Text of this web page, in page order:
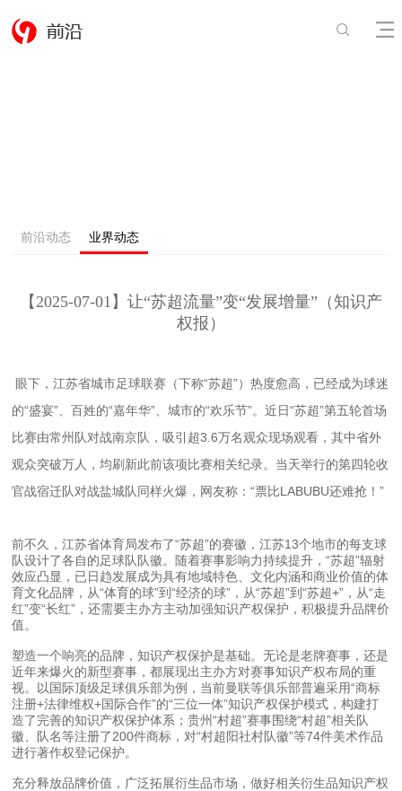
前沿动态 业界动态
【2025-07-01】让“苏超流量”变“发展增量”（知识产
权报）
眼下，江苏省城市足球联赛（下称“苏超”）热度愈高，已经成为球迷
的“盛宴”、百姓的“嘉年华”、城市的“欢乐节”。近日“苏超”第五轮首场
比赛由常州队对战南京队，吸引超3.6万名观众现场观看，其中省外
观众突破万人，均刷新此前该项比赛相关纪录。当天举行的第四轮收
官战宿迁队对战盐城队同样火爆，网友称：“票比LABUBU还难抢！”
前不久，江苏省体育局发布了“苏超”的赛徽，江苏13个地市的每支球
队设计了各自的足球队队徽。随着赛事影响力持续提升，“苏超”辐射
效应凸显，已日趋发展成为具有地域特色、文化内涵和商业价值的体
育文化品牌，从“体育的球”到“经济的球”，从“苏超”到“苏超+”，从“走
红”变“长红”，还需要主办方主动加强知识产权保护，积极提升品牌价
值。
塑造一个响亮的品牌，知识产权保护是基础。无论是老牌赛事，还是
近年来爆火的新型赛事，都展现出主办方对赛事知识产权布局的重
视。以国际顶级足球俱乐部为例，当前曼联等俱乐部普遍采用“商标
注册+法律维权+国际合作”的“三位一体”知识产权保护模式，构建打
造了完善的知识产权保护体系；贵州“村超”赛事围绕“村超”相关队
徽、队名等注册了200件商标，对“村超阳社村队徽”等74件美术作品
进行著作权登记保护。
充分释放品牌价值，广泛拓展衍生品市场，做好相关衍生品知识产权